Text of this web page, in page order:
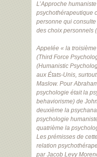
L’Approche
psychothérapeutique
personne qui
des choix personnels
Appelée « la
(Third Force
(Humanistic
aux États-Unis,
Maslow. Pour
psychologie était la
behaviorisme) de
deuxième la
psychologie
quatrième la
Les prémisses de
relation
par Jacob Levy